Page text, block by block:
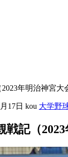
年明治神宮大
17日 kou 大学野
記（